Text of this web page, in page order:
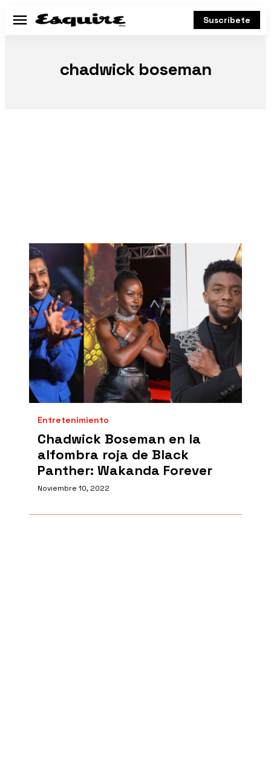
Menú Suscríbete
chadwick boseman
Entretenimiento
Chadwick Boseman en la
alfombra roja de Black
Panther: Wakanda Forever
Noviembre 10, 2022